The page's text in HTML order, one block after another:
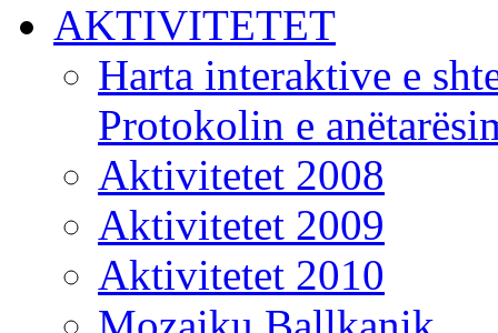
AKTIVITETET
Harta interaktive e
Protokolin e
Aktivitetet 2008
Aktivitetet 2009
Aktivitetet 2010